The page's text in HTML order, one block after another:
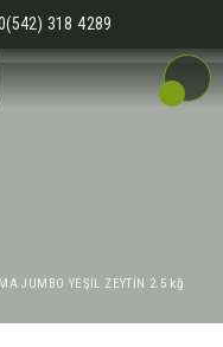
318 4289
JUMBO YEŞİL ZEYTİN 2.5 kğ